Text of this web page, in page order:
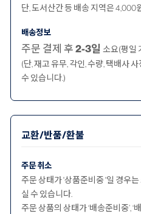
단, 도서산간 등 배송 지역은 4,000
배송정보
주문 결제 후 2-3일 소요(평일
(단, 재고 유무, 각인, 수량, 택배사
수 있습니다.)
교환/반품/환불
주문 취소
주문 상태가 '상품준비중 '일 경우
실 수 있습니다.
주문 상품의 상태가 ‘배송준비중’, ‘